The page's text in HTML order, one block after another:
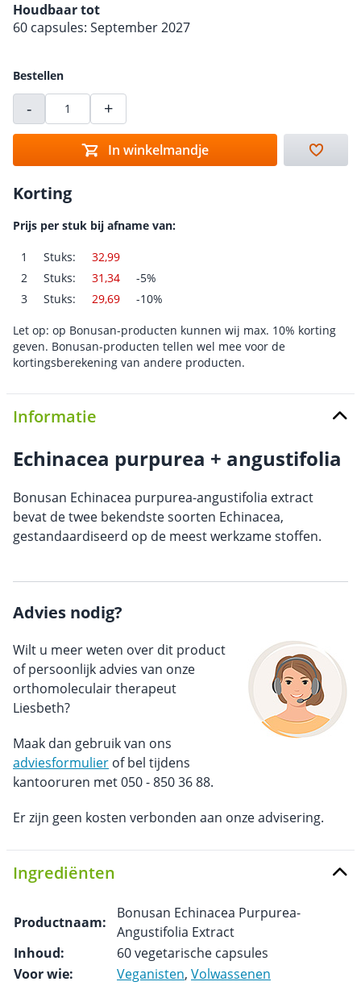
Houdbaar tot
60 capsules: September 2027
Bestellen
- +
In winkelmandje
Korting
Prijs per stuk bij afname van:
1 Stuks:
32,99
2
Stuks: 31,34
-5%
3
Stuks: 29,69 -10%
Let op: op Bonusan-producten kunnen wij max. 10% korting
geven. Bonusan-producten tellen wel mee voor de
kortingsberekening van andere producten.
Informatie
Echinacea purpurea + angustifolia
Bonusan Echinacea purpurea-angustifolia extract
bevat de twee bekendste soorten Echinacea,
gestandaardiseerd op de meest werkzame stoffen.
Advies nodig?
Wilt u meer weten over dit product
of persoonlijk advies van onze
orthomoleculair therapeut
Liesbeth?
Maak dan gebruik van ons
adviesformulier of bel tijdens
kantooruren met 050 - 850 36 88.
Er zijn geen kosten verbonden aan onze advisering.
Ingrediënten
Productnaam:
Bonusan Echinacea Purpurea-
Angustifolia Extract
Inhoud:
60 vegetarische capsules
Voor wie:
Veganisten, Volwassenen